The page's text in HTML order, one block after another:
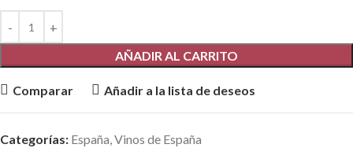
AÑADIR AL CARRITO
Comparar Añadir a la lista de deseos
Categorías: España,Vinos de España